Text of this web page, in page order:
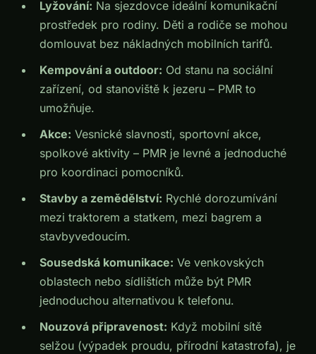
Lyžování: Na sjezdovce ideální komunikační
prostředek pro rodiny. Děti a rodiče se mohou
domlouvat bez nákladných mobilních tarifů.
Kempování a outdoor: Od stanu na sociální
zařízení, od stanoviště k jezeru – PMR to
umožňuje.
Akce: Vesnické slavnosti, sportovní akce,
spolkové aktivity – PMR je levné a jednoduché
pro koordinaci pomocníků.
Stavby a zemědělství: Rychlé dorozumívání
mezi traktorem a statkem, mezi bagrem a
stavbyvedoucím.
Sousedská komunikace: Ve venkovských
oblastech nebo sídlištích může být PMR
jednoduchou alternativou k telefonu.
Nouzová připravenost: Když mobilní sítě
selžou (výpadek proudu, přírodní katastrofa), je